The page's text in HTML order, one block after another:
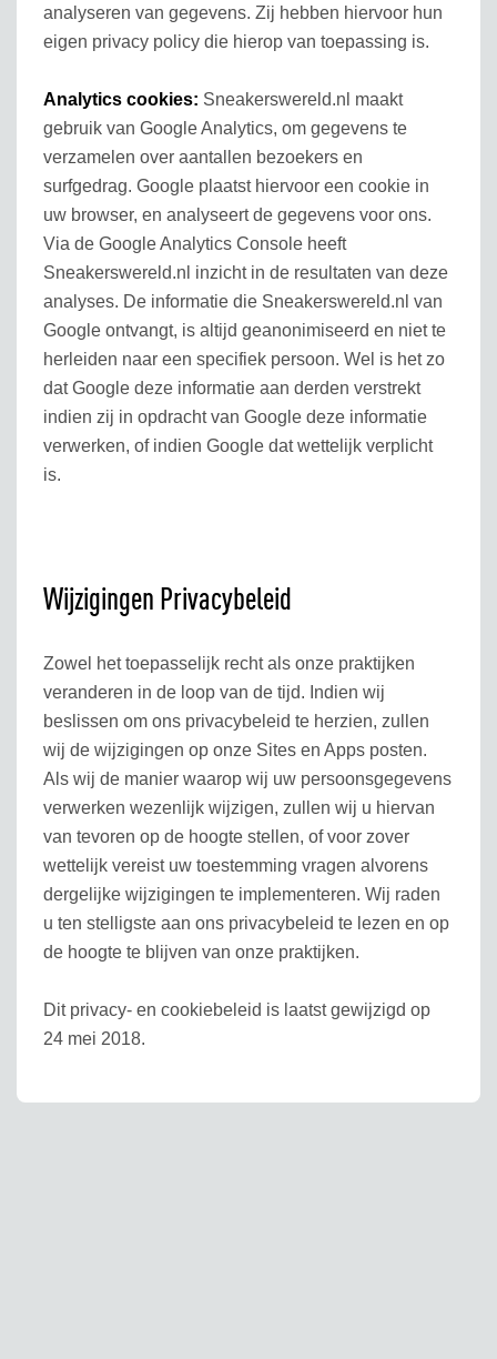
analyseren van gegevens. Zij hebben hiervoor hun
eigen privacy policy die hierop van toepassing is.
Analytics cookies: Sneakerswereld.nl maakt
gebruik van Google Analytics, om gegevens te
verzamelen over aantallen bezoekers en
surfgedrag. Google plaatst hiervoor een cookie in
uw browser, en analyseert de gegevens voor ons.
Via de Google Analytics Console heeft
Sneakerswereld.nl inzicht in de resultaten van deze
analyses. De informatie die Sneakerswereld.nl van
Google ontvangt, is altijd geanonimiseerd en niet te
herleiden naar een specifiek persoon. Wel is het zo
dat Google deze informatie aan derden verstrekt
indien zij in opdracht van Google deze informatie
verwerken, of indien Google dat wettelijk verplicht
is.
Wijzigingen Privacybeleid
Zowel het toepasselijk recht als onze praktijken
veranderen in de loop van de tijd. Indien wij
beslissen om ons privacybeleid te herzien, zullen
wij de wijzigingen op onze Sites en Apps posten.
Als wij de manier waarop wij uw persoonsgegevens
verwerken wezenlijk wijzigen, zullen wij u hiervan
van tevoren op de hoogte stellen, of voor zover
wettelijk vereist uw toestemming vragen alvorens
dergelijke wijzigingen te implementeren. Wij raden
u ten stelligste aan ons privacybeleid te lezen en op
de hoogte te blijven van onze praktijken.
Dit privacy- en cookiebeleid is laatst gewijzigd op
24 mei 2018.